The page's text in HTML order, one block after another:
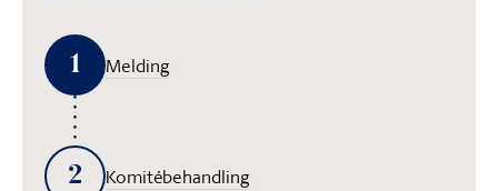
1 Melding
2 Komitébehandling